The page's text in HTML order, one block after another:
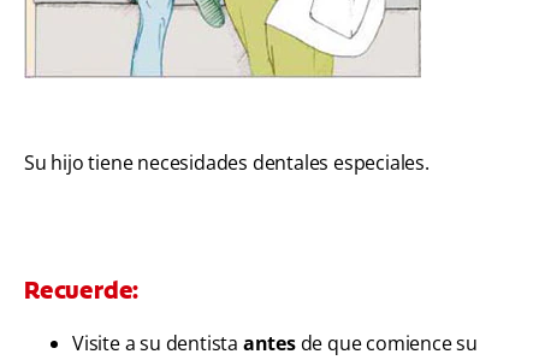
Su hijo tiene necesidades dentales especiales.
Recuerde:
Visite a su dentista antesde que comience su